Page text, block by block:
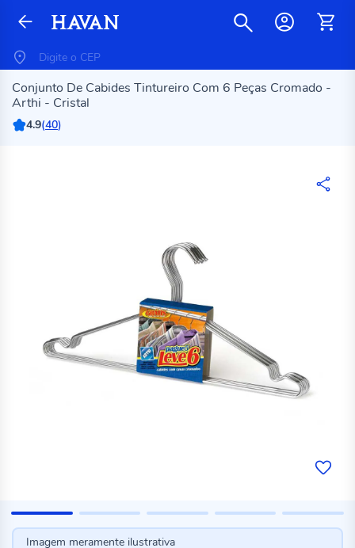
Conjunto De Cabides Tintureiro Com 6 Peças Cromado -
Arthi - Cristal
4.9(40)
Imagem meramente ilustrativa